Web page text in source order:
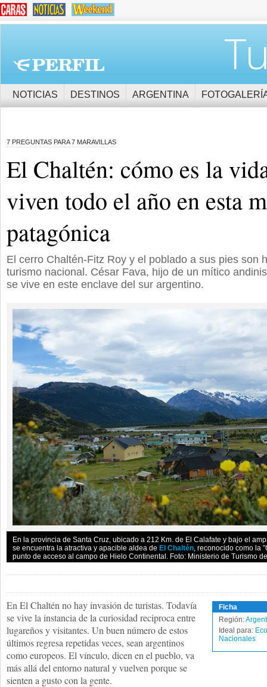
NOTICIAS DESTINOS ARGENTINA
7 PREGUNTAS PARA 7 MARAVILLAS
El Chaltén: cómo es la
viven todo el año en esta
patagónica
El cerro Chaltén-Fitz Roy y el poblado a sus pies son
turismo nacional. César Fava, hijo de un mítico
se vive en este enclave del sur argentino.
En la provincia de Santa Cruz, ubicado a 212 Km. de El Calafate y bajo el
se encuentra la atractiva y apacible aldea de El Chaltén, reconocido como la
punto de acceso al campo de Hielo Continental. Foto: Ministerio de Turismo
Ficha
Región:
Ideal para:
Nacionales
En El Chaltén no hay invasión de turistas. Todavía
se vive la instancia de la curiosidad reciproca entre
lugareños y visitantes. Un buen número de estos
últimos regresa repetidas veces, sean argentinos
como europeos. El vínculo, dicen en el pueblo, va
más allá del entorno natural y vuelven porque se
sienten a gusto con la gente.